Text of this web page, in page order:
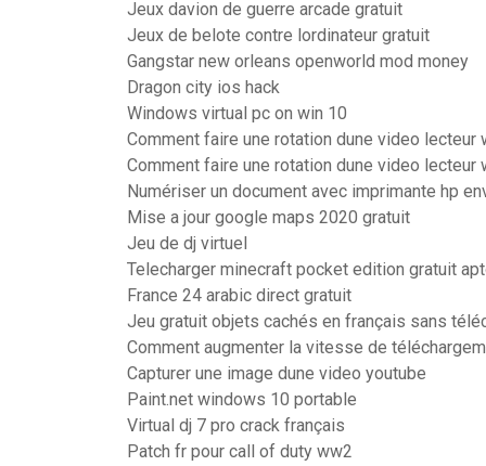
Jeux davion de guerre arcade gratuit
Jeux de belote contre lordinateur gratuit
Gangstar new orleans openworld mod money
Dragon city ios hack
Windows virtual pc on win 10
Comment faire une rotation dune video lecteur
Comment faire une rotation dune video lecteur
Numériser un document avec imprimante hp
Mise a jour google maps 2020 gratuit
Jeu de dj virtuel
Telecharger minecraft pocket edition gratuit
France 24 arabic direct gratuit
Jeu gratuit objets cachés en français sans
Comment augmenter la vitesse de
Capturer une image dune video youtube
Paint.net windows 10 portable
Virtual dj 7 pro crack français
Patch fr pour call of duty ww2